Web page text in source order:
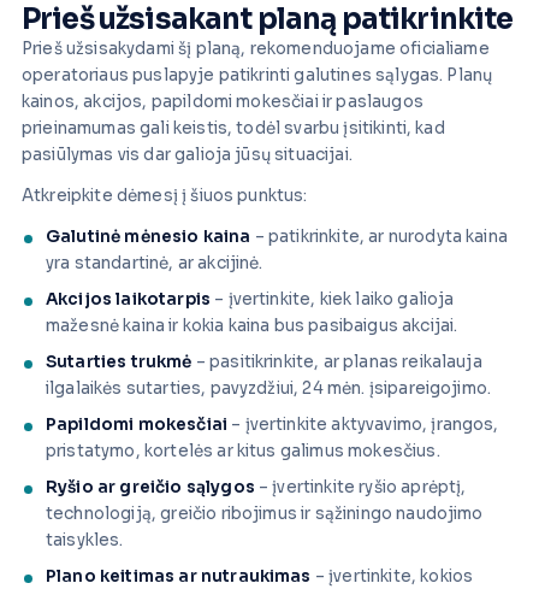
Prieš užsisakant planą patikrinkite
Prieš užsisakydami šį planą, rekomenduojame oficialiame
operatoriaus puslapyje patikrinti galutines sąlygas. Planų
kainos, akcijos, papildomi mokesčiai ir paslaugos
prieinamumas gali keistis, todėl svarbu įsitikinti, kad
pasiūlymas vis dar galioja jūsų situacijai.
Atkreipkite dėmesį į šiuos punktus:
Galutinė mėnesio kaina – patikrinkite, ar nurodyta kaina
yra standartinė, ar akcijinė.
Akcijos laikotarpis – įvertinkite, kiek laiko galioja
mažesnė kaina ir kokia kaina bus pasibaigus akcijai.
Sutarties trukmė – pasitikrinkite, ar planas reikalauja
ilgalaikės sutarties, pavyzdžiui, 24 mėn. įsipareigojimo.
Papildomi mokesčiai – įvertinkite aktyvavimo, įrangos,
pristatymo, kortelės ar kitus galimus mokesčius.
Ryšio ar greičio sąlygos – įvertinkite ryšio aprėptį,
technologiją, greičio ribojimus ir sąžiningo naudojimo
taisykles.
Plano keitimas ar nutraukimas – įvertinkite, kokios